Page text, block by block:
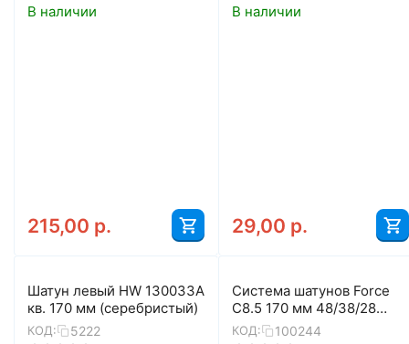
В наличии
215,00 р.
В наличии
29,00 р.
Шатун левый HW 130033A
кв. 170 мм (серебристый)
КОД: 5222
Система шатунов Force
C8.5 170 мм 48/38/28
64226 (чёрный)
КОД: 100244